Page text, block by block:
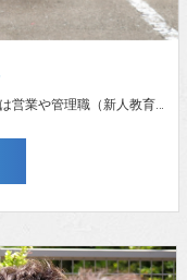
まずは現場作業を行ってもらいます。 将来的には営業や管理職（新人教育等）も行っていただきます。 週に一度講習などを行います。